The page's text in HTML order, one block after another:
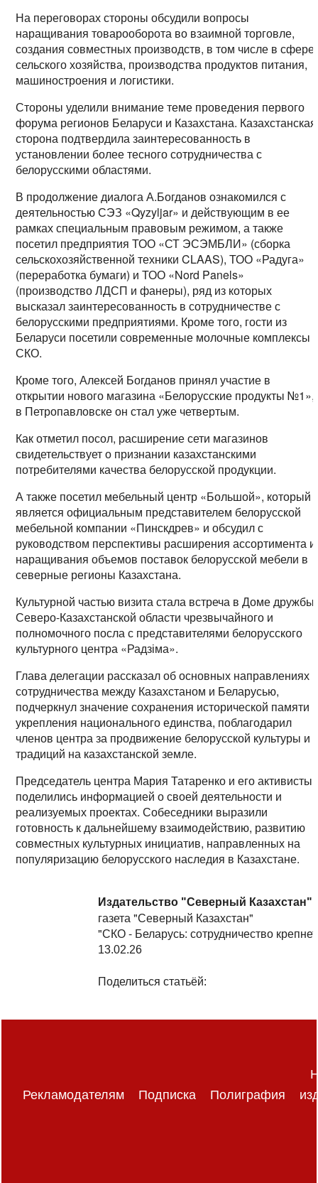
На переговорах стороны обсудили вопросы
наращивания товарооборота во взаимной торговле,
создания совместных производств, в том числе в сфере
сельского хозяйства, производства продуктов питания,
машиностроения и логистики.
Стороны уделили внимание теме проведения первого
форума регионов Беларуси и Казахстана. Казахстанская
сторона подтвердила заинтересованность в
установлении более тесного сотрудничества с
белорусскими областями.
В продолжение диалога А.Богданов ознакомился с
деятельностью СЭЗ «Qyzyljar» и действующим в ее
рамках специальным правовым режимом, а также
посетил предприятия ТОО «СТ ЭСЭМБЛИ» (сборка
сельскохозяйственной техники CLAAS), ТОО «Радуга»
(переработка бумаги) и ТОО «Nord Panels»
(производство ЛДСП и фанеры), ряд из которых
высказал заинтересованность в сотрудничестве с
белорусскими предприятиями. Кроме того, гости из
Беларуси посетили современные молочные комплексы
СКО.
Кроме того, Алексей Богданов принял участие в
открытии нового магазина «Белорусские продукты №1»,
в Петропавловске он стал уже четвертым.
Как отметил посол, расширение сети магазинов
свидетельствует о признании казахстанскими
потребителями качества белорусской продукции.
А также посетил мебельный центр «Большой», который
является официальным представителем белорусской
мебельной компании «Пинскдрев» и обсудил с
руководством перспективы расширения ассортимента и
наращивания объемов поставок белорусской мебели в
северные регионы Казахстана.
Культурной частью визита стала встреча в Доме дружбы
Северо-Казахстанской области чрезвычайного и
полномочного посла с представителями белорусского
культурного центра «Радзіма».
Глава делегации рассказал об основных направлениях
сотрудничества между Казахстаном и Беларусью,
подчеркнул значение сохранения исторической памяти
укрепления национального единства, поблагодарил
членов центра за продвижение белорусской культуры и
традиций на казахстанской земле.
Председатель центра Мария Татаренко и его активисты
поделились информацией о своей деятельности и
реализуемых проектах. Собеседники выразили
готовность к дальнейшему взаимодействию, развитию
совместных культурных инициатив, направленных на
популяризацию белорусского наследия в Казахстане.
Издательство "Северный Казахстан"
газета "Северный Казахстан"
"СКО - Беларусь: сотрудничество
13.02.26
Поделиться статьёй:
Рекламодателям Подписка Полиграфия